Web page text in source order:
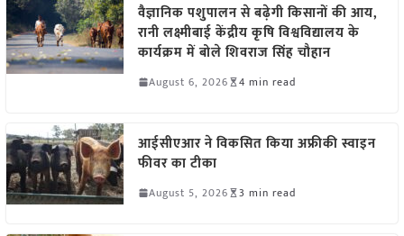
वैज्ञानिक पशुपालन से बढ़ेगी किसानों की आय,
रानी लक्ष्मीबाई केंद्रीय कृषि विश्वविद्यालय के
कार्यक्रम में बोले शिवराज सिंह चौहान
August 6, 2026 4 min read
आईसीएआर ने विकसित किया अफ्रीकी स्वाइन
फीवर का टीका
August 5, 2026 3 min read